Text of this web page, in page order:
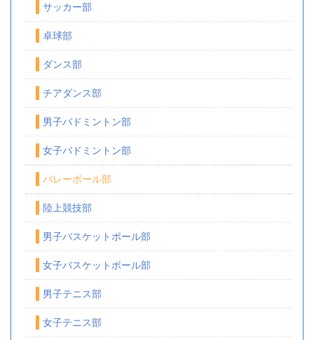
サッカー部
卓球部
ダンス部
チアダンス部
男子バドミントン部
女子バドミントン部
バレーボール部
陸上競技部
男子バスケットボール部
女子バスケットボール部
男子テニス部
女子テニス部